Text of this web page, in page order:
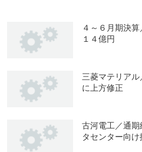
４～６月期決
１４億円
三菱マテリア
に上方修正
古河電工／通
タセンター向